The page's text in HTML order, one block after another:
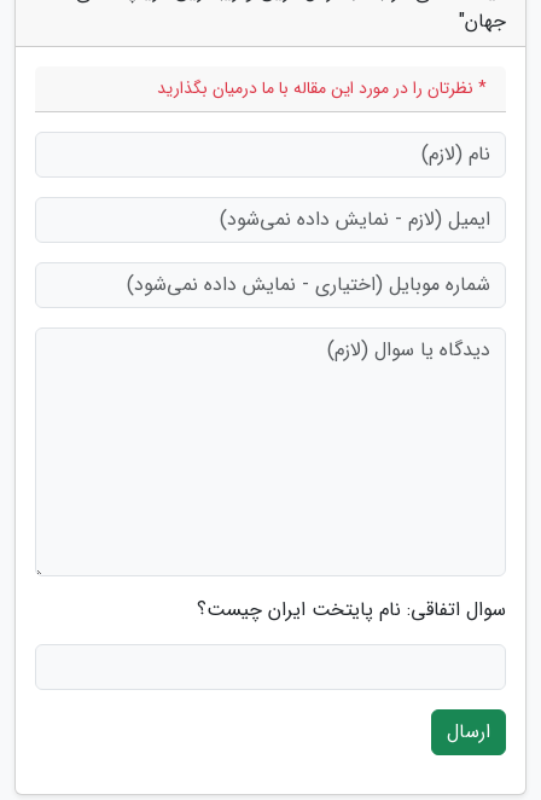
جهان"
* نظرتان را در مورد این مقاله با ما درمیان بگذارید
سوال اتفاقی: نام پایتخت ایران چیست؟
ارسال